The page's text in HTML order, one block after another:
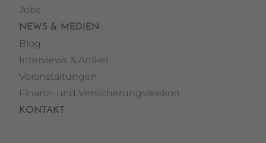
Jobs
NEWS & MEDIEN
Blog
Interviews & Artikel
Veranstaltungen
Finanz- und Versicherungslexikon
KONTAKT